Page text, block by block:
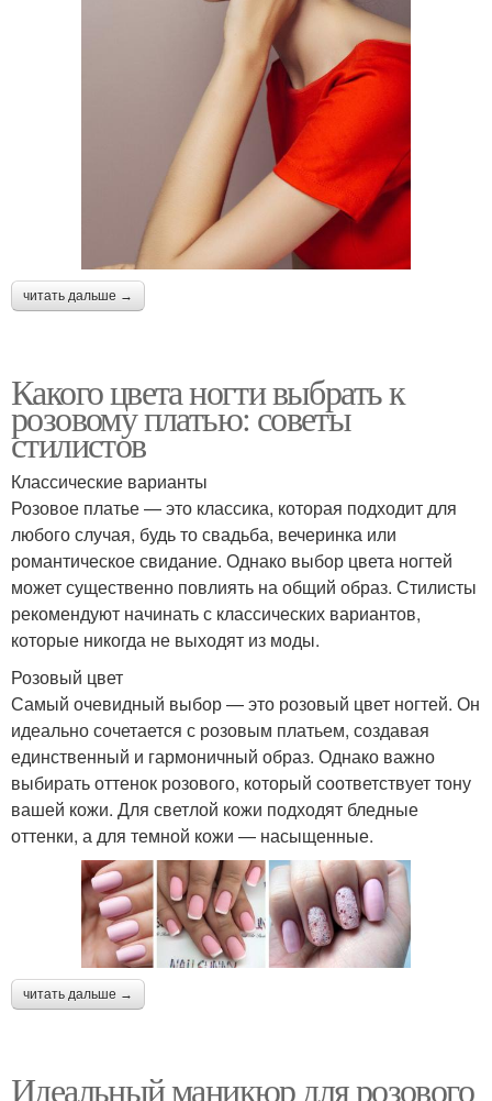
читать дальше →
Какого цвета ногти выбрать к
розовому платью: советы
стилистов
Классические варианты
Розовое платье — это классика, которая подходит для
любого случая, будь то свадьба, вечеринка или
романтическое свидание. Однако выбор цвета ногтей
может существенно повлиять на общий образ. Стилисты
рекомендуют начинать с классических вариантов,
которые никогда не выходят из моды.
Розовый цвет
Самый очевидный выбор — это розовый цвет ногтей. Он
идеально сочетается с розовым платьем, создавая
единственный и гармоничный образ. Однако важно
выбирать оттенок розового, который соответствует тону
вашей кожи. Для светлой кожи подходят бледные
оттенки, а для темной кожи — насыщенные.
читать дальше →
Идеальный маникюр для розового